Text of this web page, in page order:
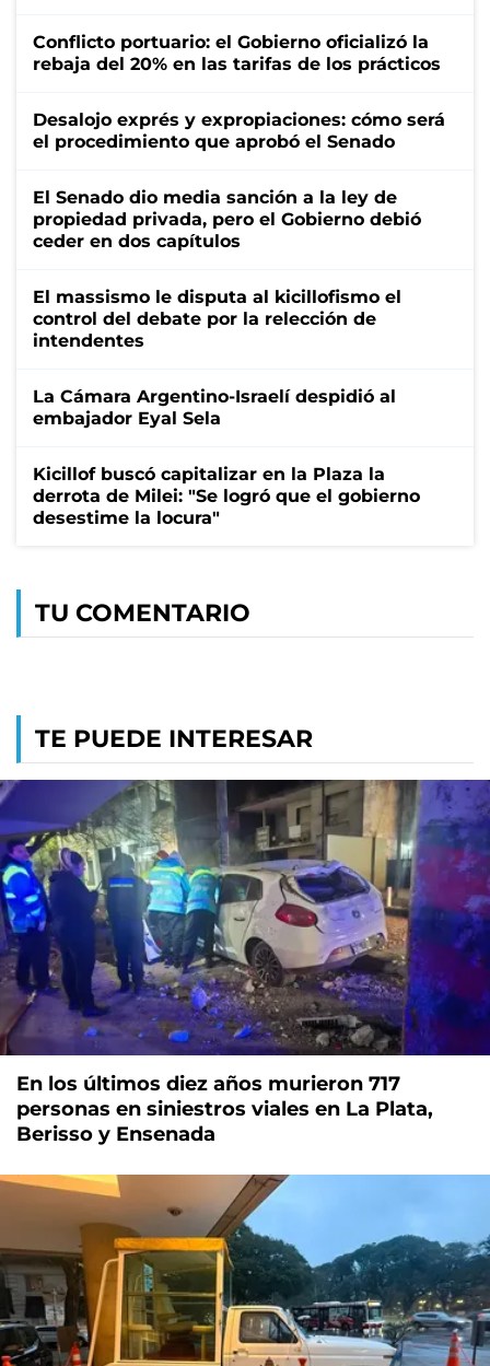
Conflicto portuario: el Gobierno oficializó la
rebaja del 20% en las tarifas de los prácticos
Desalojo exprés y expropiaciones: cómo será
el procedimiento que aprobó el Senado
El Senado dio media sanción a la ley de
propiedad privada, pero el Gobierno debió
ceder en dos capítulos
El massismo le disputa al kicillofismo el
control del debate por la relección de
intendentes
La Cámara Argentino-Israelí despidió al
embajador Eyal Sela
Kicillof buscó capitalizar en la Plaza la
derrota de Milei: "Se logró que el gobierno
desestime la locura"
TU COMENTARIO
TE PUEDE INTERESAR
En los últimos diez años murieron 717
personas en siniestros viales en La Plata,
Berisso y Ensenada